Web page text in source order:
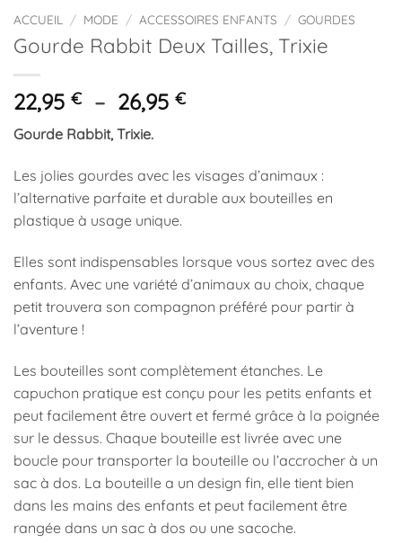
ACCUEIL / MODE / ACCESSOIRES ENFANTS / GOURDES
Gourde Rabbit Deux Tailles, Trixie
22,95 € – 26,95 €Plage
22,95 €
à
26,95 €
Gourde Rabbit, Trixie.
Les jolies gourdes avec les visages d’animaux :
l’alternative parfaite et durable aux bouteilles en
plastique à usage unique.
Elles sont indispensables lorsque vous sortez avec des
enfants. Avec une variété d’animaux au choix, chaque
petit trouvera son compagnon préféré pour partir à
l’aventure !
Les bouteilles sont complètement étanches. Le
capuchon pratique est conçu pour les petits enfants et
peut facilement être ouvert et fermé grâce à la poignée
sur le dessus. Chaque bouteille est livrée avec une
boucle pour transporter la bouteille ou l’accrocher à un
sac à dos. La bouteille a un design fin, elle tient bien
dans les mains des enfants et peut facilement être
rangée dans un sac à dos ou une sacoche.